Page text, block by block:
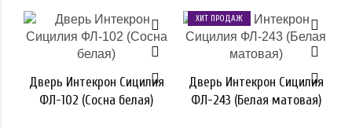
Дверь Интекрон Сицилия
ФЛ-102 (Сосна белая)
ХИТ ПРОДАЖ
Дверь Интекрон Сицилия
ФЛ-243 (Белая матовая)